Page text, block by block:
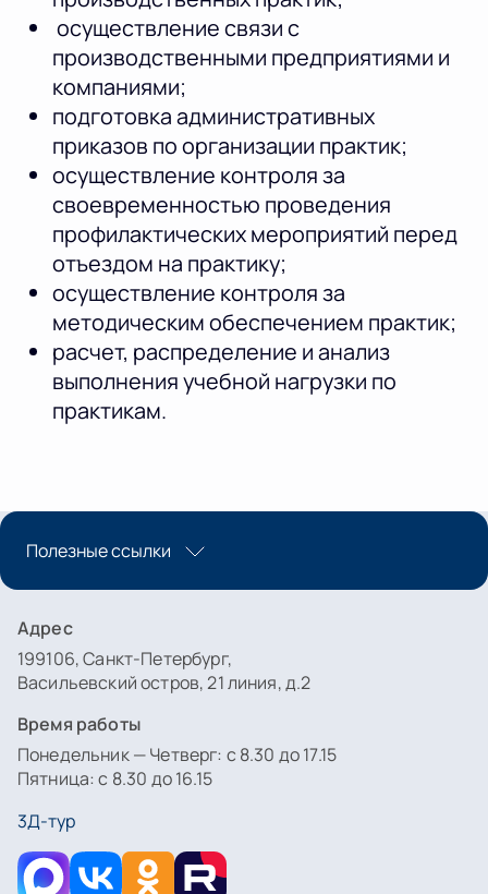
осуществление связи с
производственными предприятиями и
компаниями;
подготовка административных
приказов по организации практик;
осуществление контроля за
своевременностью проведения
профилактических мероприятий перед
отъездом на практику;
осуществление контроля за
методическим обеспечением практик;
расчет, распределение и анализ
выполнения учебной нагрузки по
практикам.
Полезные ссылки
Адрес
199106, Санкт-Петербург,
Васильевский остров, 21 линия, д.2
Время работы
Понедельник — Четверг: с 8.30 до 17.15
Пятница: с 8.30 до 16.15
3Д-тур